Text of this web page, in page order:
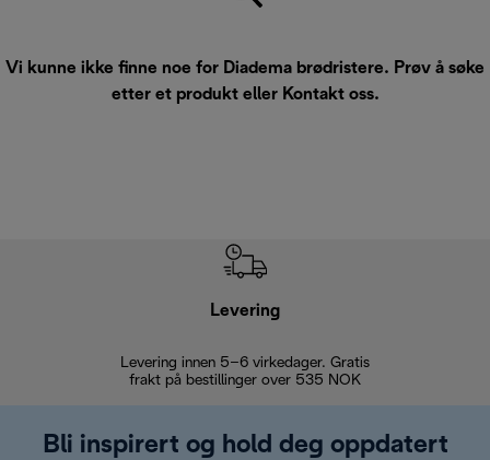
Vi kunne ikke finne noe for Diadema brødristere. Prøv å søke
etter et produkt eller Kontakt oss.
Levering
Levering innen 5–6 virkedager. Gratis
frakt på bestillinger over 535 NOK
Bli inspirert og hold deg oppdatert